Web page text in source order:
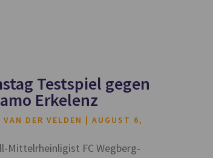
Testspiel gegen
Erkelenz
VAN DER VELDEN
AUGUST 6,
Mittelrheinligist FC Wegberg-